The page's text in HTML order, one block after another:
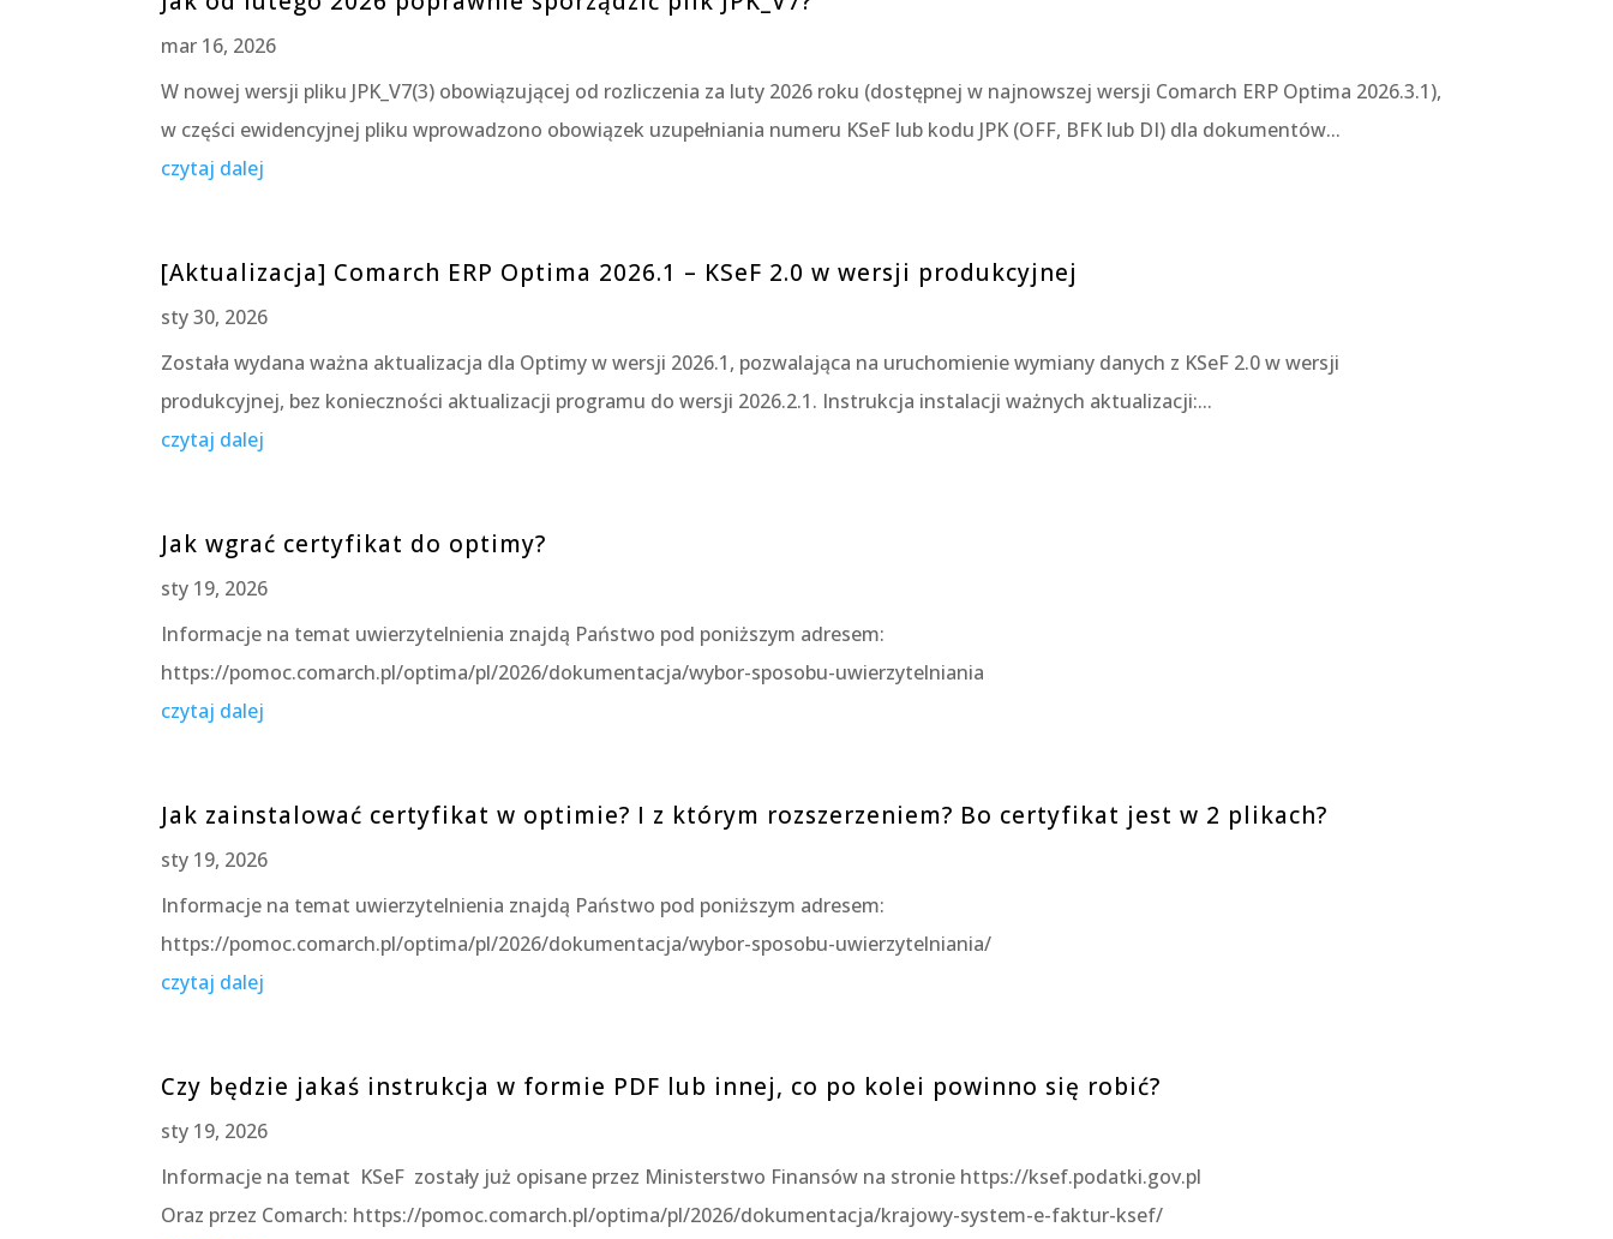
mar 16, 2026
W nowej wersji pliku JPK_V7(3) obowiązującej od rozliczenia za luty 2026 roku (dostępnej w najnowszej wersji Comarch ERP Optima 2026.3.1),
w części ewidencyjnej pliku wprowadzono obowiązek uzupełniania numeru KSeF lub kodu JPK (OFF, BFK lub DI) dla dokumentów...
czytaj dalej
[Aktualizacja] Comarch ERP Optima 2026.1 – KSeF 2.0 w wersji produkcyjnej
sty 30, 2026
Została wydana ważna aktualizacja dla Optimy w wersji 2026.1, pozwalająca na uruchomienie wymiany danych z KSeF 2.0 w wersji
produkcyjnej, bez konieczności aktualizacji programu do wersji 2026.2.1. Instrukcja instalacji ważnych aktualizacji:...
czytaj dalej
Jak wgrać certyfikat do optimy?
sty 19, 2026
Informacje na temat uwierzytelnienia znajdą Państwo pod poniższym adresem:
https://pomoc.comarch.pl/optima/pl/2026/dokumentacja/wybor-sposobu-uwierzytelniania
czytaj dalej
Jak zainstalować certyfikat w optimie? I z którym rozszerzeniem? Bo certyfikat jest w 2 plikach?
sty 19, 2026
Informacje na temat uwierzytelnienia znajdą Państwo pod poniższym adresem:
https://pomoc.comarch.pl/optima/pl/2026/dokumentacja/wybor-sposobu-uwierzytelniania/
czytaj dalej
Czy będzie jakaś instrukcja w formie PDF lub innej, co po kolei powinno się robić?
sty 19, 2026
Informacje na temat KSeF zostały już opisane przez Ministerstwo Finansów na stronie https://ksef.podatki.gov.pl
Oraz przez Comarch: https://pomoc.comarch.pl/optima/pl/2026/dokumentacja/krajowy-system-e-faktur-ksef/